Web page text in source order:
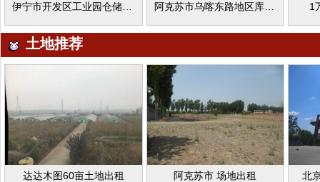
阿克苏市乌喀东路地区库房出租 1
土地推荐
达达木图60亩土地出租 阿克苏市 场地出租 北